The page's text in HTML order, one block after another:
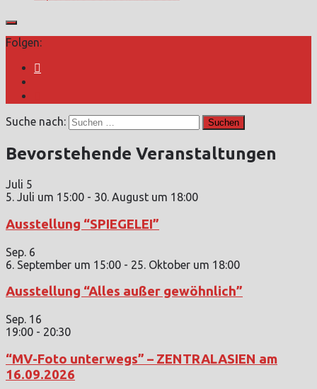
Folgen:
Suche nach:
Bevorstehende Veranstaltungen
Juli 5
5. Juli um 15:00 - 30. August um 18:00
Ausstellung “SPIEGELEI”
Sep. 6
6. September um 15:00 - 25. Oktober um 18:00
Ausstellung “Alles außer gewöhnlich”
Sep. 16
19:00 - 20:30
“MV-Foto unterwegs” – ZENTRALASIEN am
16.09.2026